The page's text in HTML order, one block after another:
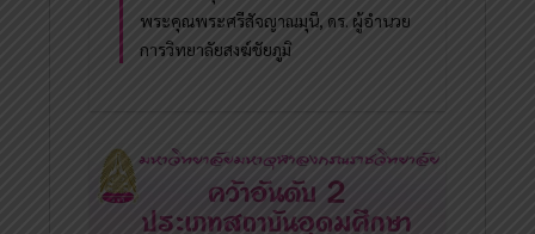
พระคุณพระศรีสัจญาณมุนี, ดร. ผู้อำนวย
การวิทยาลัยสงฆ์ชัยภูมิ